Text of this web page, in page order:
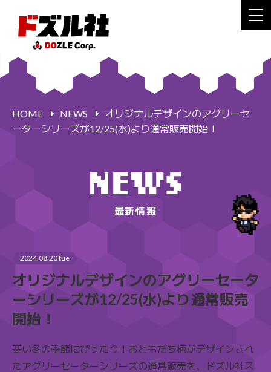
HOME NEWS
オリジナルデザインのアグリーセ
ーターシリーズが12/25(水)より通常販売開始！
最新情報
2024.08.20 tue
オリジナルデザインのアグリーセータ
ーシリーズが12/25(水)より通常販売
開始！
寒い冬の季節にぴったり！おともだち柄がデザインされ
たアグリーセーターシリーズの通常販売を、ドズル社ス